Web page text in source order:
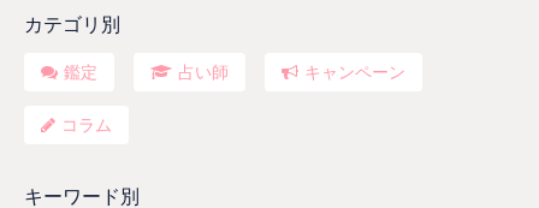
カテゴリ別
鑑定 占い師 キャンペーン
コラム
キーワード別